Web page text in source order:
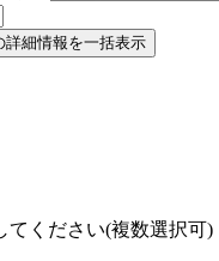
てください(複数選択可)